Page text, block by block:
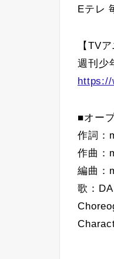
Eテレ
【TV
週刊少
https://
■オー
作詞：
作曲：
編曲：
歌：